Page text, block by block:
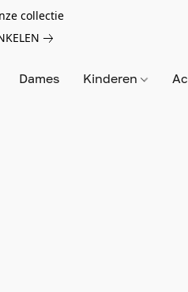
collectie
Dames Kinderen